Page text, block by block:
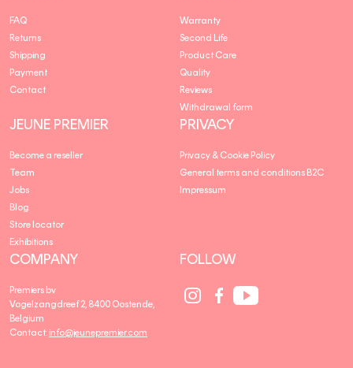
FAQ
Returns
Shipping
Payment
Contact
Warranty
Second Life
Product Care
Quality
Reviews
Withdrawal form
JEUNE PREMIER
Become a reseller
Team
Jobs
Blog
Store locator
Exhibitions
PRIVACY
Privacy & Cookie Policy
General terms and conditions B2C
Impressum
COMPANY
Premiers bv
Vogelzangdreef 2, 8400 Oostende,
Belgium
Contact: info@jeunepremier.com
FOLLOW
Social
Media
Social
Media
Social
Media